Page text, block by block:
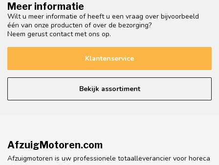
Meer informatie
Wilt u meer informatie of heeft u een vraag over bijvoorbeeld
één van onze producten of over de bezorging?
Neem gerust contact met ons op.
Klantenservice
Bekijk assortiment
AfzuigMotoren.com
Afzuigmotoren is uw professionele totaalleverancier voor horeca